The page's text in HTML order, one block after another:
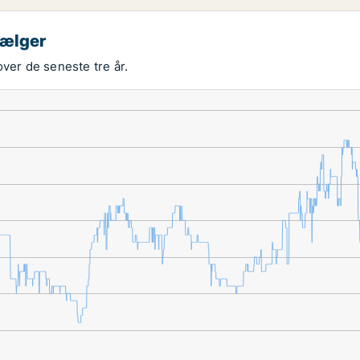
de seneste tre år.